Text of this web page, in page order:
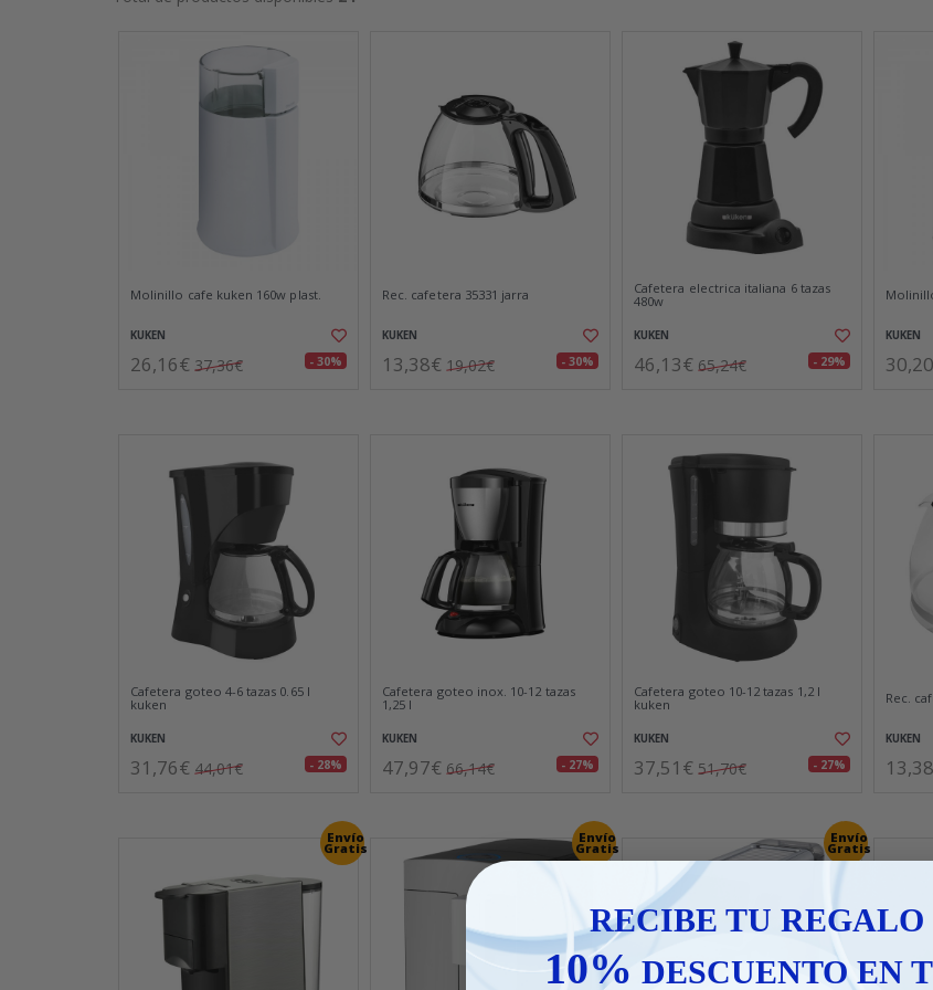
Molinillo cafe kuken 160w plast.
KUKEN
26,16€ 37,36€ - 30%
Rec. cafetera 35331 jarra
KUKEN
13,38€ 19,02€ - 30%
Cafetera electrica italiana 6 tazas
480w
KUKEN
46,13€ 65,24€ - 29%
KUKEN
Cafetera goteo 4-6 tazas 0.65 l
kuken
KUKEN
31,76€ 44,01€ - 28%
Cafetera goteo inox. 10-12 tazas
1,25 l
KUKEN
47,97€ 66,14€ - 27%
Cafetera goteo 10-12 tazas 1,2 l
kuken
KUKEN
37,51€ 51,70€ - 27%
Rec.
KUKEN
Envío
Gratis
Envío
Gratis
Envío
Gratis
RECIBE TU REGALO
10% DESCUENTO EN